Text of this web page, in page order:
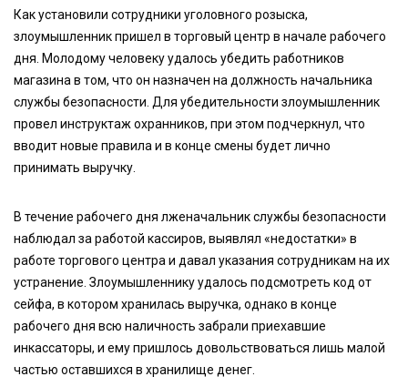
Как установили сотрудники уголовного розыска,
злоумышленник пришел в торговый центр в начале рабочего
дня. Молодому человеку удалось убедить работников
магазина в том, что он назначен на должность начальника
службы безопасности. Для убедительности злоумышленник
провел инструктаж охранников, при этом подчеркнул, что
вводит новые правила и в конце смены будет лично
принимать выручку.
В течение рабочего дня лженачальник службы безопасности
наблюдал за работой кассиров, выявлял «недостатки» в
работе торгового центра и давал указания сотрудникам на их
устранение. Злоумышленнику удалось подсмотреть код от
сейфа, в котором хранилась выручка, однако в конце
рабочего дня всю наличность забрали приехавшие
инкассаторы, и ему пришлось довольствоваться лишь малой
частью оставшихся в хранилище денег.